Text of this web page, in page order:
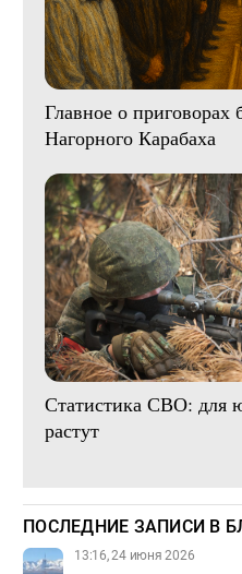
Главное о
Нагорного Карабаха
Статистика СВО: для
растут
ПОСЛЕДНИЕ ЗАПИСИ В
13:16, 24 июня 2026